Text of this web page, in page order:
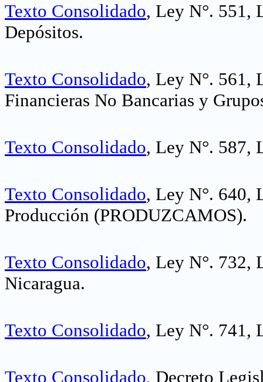
Texto Consolidado, Ley N°. 551,
Depósitos.
Texto Consolidado, Ley N°. 561,
Financieras No Bancarias y
Texto Consolidado, Ley N°. 587,
Texto Consolidado, Ley N°. 640,
Producción (PRODUZCAMOS).
Texto Consolidado, Ley N°. 732,
Nicaragua.
Texto Consolidado, Ley N°. 741,
Texto Consolidado, Decreto